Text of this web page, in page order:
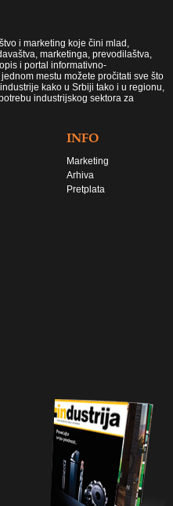
i marketing koje čini mlad,
marketinga, prevodilaštva,
i portal informativno-
mestu možete pročitati sve što
kako u Srbiji tako i u regionu,
industrijskog sektora za
INFO
Marketing
Arhiva
Pretplata